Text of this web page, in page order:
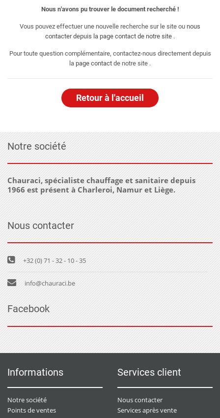
Nous n'avons pu trouver le document recherché !
Vous pouvez effectuer une nouvelle recherche sur le site ou nous
contacter depuis la page contact de notre site .
Pour toute question complémentaire, contactez-nous directement depuis
la page contact de notre site .
Retour à l'accueil
Notre société
Chauraci, spécialiste chauffage et sanitaire depuis
1966 est présent à Charleroi, Namur et Liège.
Nous contacter
+32 (0) 71 - 32 - 10 - 35
info@chauraci.be
Facebook
Informations
Notre société
Points de ventes
Services client
Nous contacter
Services après vente